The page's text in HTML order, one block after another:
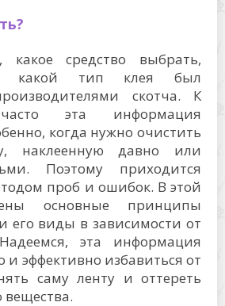
какое средство выбрать,
какой тип клея был
скотча. К
эта информация
когда нужно очистить
наклеенную давно или
Поэтому приходится
проб и ошибок. В этой
основные принципы
его виды в зависимости от
эта информация
и эффективно избавиться от
саму ленту и оттереть
вещества.